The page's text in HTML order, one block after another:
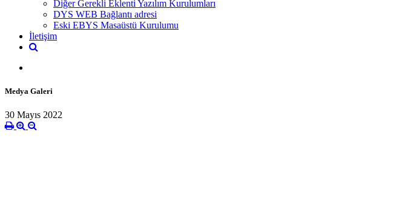
Diğer Gerekli Eklenti Yazılım Kurulumları
DYS WEB Bağlantı adresi
Eski EBYS Masaüstü Kurulumu
İletişim
Medya Galeri
30 Mayıs 2022